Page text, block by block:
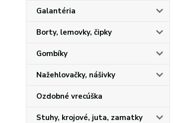
Galantéria
Borty, lemovky, čipky
Gombíky
Nažehlovačky, nášivky
Ozdobné vrecúška
Stuhy, krojové, juta, zamatky